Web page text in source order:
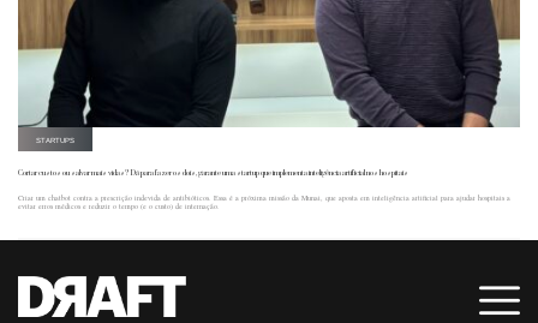
STARTUPS
Cortar custos ou salvar mais vidas? Dá para fazer os dois, garante uma startup que implementa inteligência artificial nos hospitais
Criar um chatbot contra a prescrição indevida de antibióticos. Essa é a próxima missão da Munai, que aposta em inteligência artificial para ajudar hospitais a
evitar erros médicos e reduzir o tempo (e o custo) de internação.